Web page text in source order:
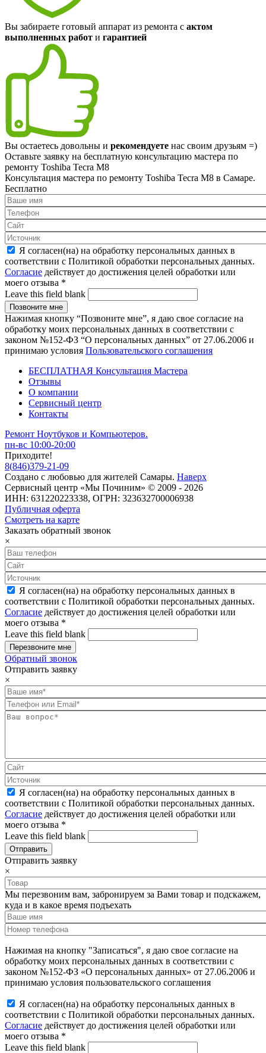
Вы забираете готовый аппарат из ремонта с актом
выполненных работ и гарантией
Вы остаетесь довольны и рекомендуете нас своим друзьям =)
Оставьте заявку на бесплатную консультацию мастера по
ремонту Toshiba Tecra M8
Консультация мастера по ремонту Toshiba Tecra M8 в Самаре.
Бесплатно
Я согласен(на) на обработку персональных данных в
соответствии с Политикой обработки персональных данных.
Согласие действует до достижения целей обработки или
моего отзыва *
Leave this field blank
Нажимая кнопку “Позвоните мне”, я даю свое согласие на
обработку моих персональных данных в соответствии с
законом №152-ФЗ “О персональных данных” от 27.06.2006 и
принимаю условия Пользовательского соглашения
БЕСПЛАТНАЯ Консультация Мастера
Отзывы
О компании
Сервисный центр
Контакты
Ремонт Ноутбуков и Компьютеров.
пн-вс 10:00-20:00
Приходите!
8(846)379-21-09
Создано с любовью для жителей Самары. Наверх
Сервисный центр «Мы Починим» © 2009 - 2026
ИНН: 631220223338, ОГРН: 323632700006938
Публичная оферта
Смотреть на карте
Заказать обратный звонок
×
Я согласен(на) на обработку персональных данных в
соответствии с Политикой обработки персональных данных.
Согласие действует до достижения целей обработки или
моего отзыва *
Leave this field blank
Обратный звонок
Отправить заявку
×
Я согласен(на) на обработку персональных данных в
соответствии с Политикой обработки персональных данных.
Согласие действует до достижения целей обработки или
моего отзыва *
Leave this field blank
Отправить заявку
×
Мы перезвоним вам, забронируем за Вами товар и подскажем,
куда и в какое время подъехать
Нажимая на кнопку "Записаться", я даю свое согласие на
обработку моих персональных данных в соответствии с
законом №152-ФЗ «О персональных данных» от 27.06.2006 и
принимаю условия пользовательского соглашения
Я согласен(на) на обработку персональных данных в
соответствии с Политикой обработки персональных данных.
Согласие действует до достижения целей обработки или
моего отзыва *
Leave this field blank